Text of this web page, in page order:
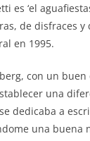
es ‘el
de disfraces
en 1995.
con un
una
dedicaba a
una buena